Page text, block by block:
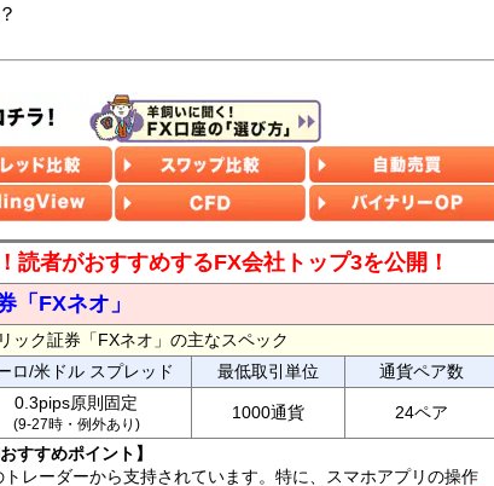
読者がおすすめするFX会社トップ3を公開！
「FXネオ」
ック証券「FXネオ」の主なスペック
ロ/米ドル スプレッド 最低取引単位
通貨ペア数
0.3pips原則固定
(9-27時・例外あり)
1000通貨 24ペア
すすめポイント】
レーダーから支持されています。特に、スマホアプリの操作